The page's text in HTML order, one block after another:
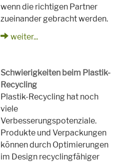
wenn die richtigen Partner
zueinander gebracht werden.
weiter...
Schwierigkeiten beim Plastik-
Recycling
Plastik-Recycling hat noch
viele
Verbesserungspotenziale.
Produkte und Verpackungen
können durch Optimierungen
im Design recyclingfähiger